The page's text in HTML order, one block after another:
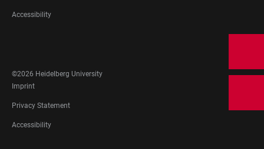
Accessibility
MEDIA
©2026 Heidelberg University
FOOTER
LEGAL
Imprint
Privacy Statement
Accessibility